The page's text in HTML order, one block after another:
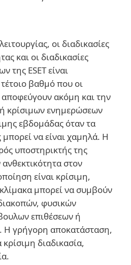
οι διαδικασίες
και οι διαδικασίες
της ESET είναι
βαθμό που οι
αποφεύγουν ακόμη και την
κρίσιμων ενημερώσεων
εβδομάδας όταν τα
να είναι χαμηλά. Η
υποστηρικτής της
στον
είναι κρίσιμη,
μπορεί να συμβούν
φυσικών
επιθέσεων ή
Η γρήγορη αποκατάσταση,
κρίσιμη διαδικασία,